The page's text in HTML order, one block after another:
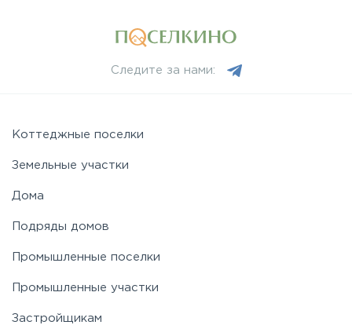
Следите за нами:
Коттеджные поселки
Земельные участки
Дома
Подряды домов
Промышленные поселки
Промышленные участки
Застройщикам